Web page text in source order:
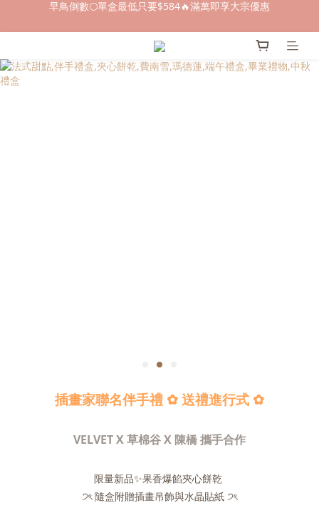
早鳥倒數🌕單盒最低只要$584🔥滿萬即享大宗優惠
即日起～8/31 下訂喜餅送「拍拍印電子喜帖」💖
快閃優惠⏰ 馬年寶寶專屬試吃禮遇｜輸碼現折$100
插畫家聯名伴手禮 ✿ 送禮進行式 ✿
VELVET X 草棉谷 X 陳橋 攜手合作
限量新品✨果香爆餡夾心餅乾
੭ৎ 隨盒附贈插畫吊飾與水晶貼紙 ੭ৎ